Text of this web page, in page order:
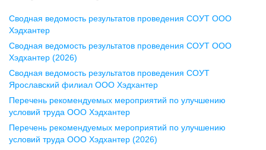
Воронеж
ул. Комиссаржевской, д. 10,
офис 1212
+7 473 280-05-05
pr@vrn.hh.ru
ул. Спартаковская, д. 2А, этаж 3,
Сводная ведомость результатов проведения СОУТ ООО
Хэдхантер
Сводная ведомость результатов проведения СОУТ ООО
Хэдхантер (2026)
Сводная ведомость результатов проведения СОУТ
Ярославский филиал ООО Хэдхантер
Перечень рекомендуемых мероприятий по улучшению
условий труда ООО Хэдхантер
Перечень рекомендуемых мероприятий по улучшению
условий труда ООО Хэдхантер (2026)